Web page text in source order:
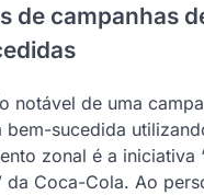
de campanhas
notável de uma
bem-sucedida
zonal é a iniciativa
da Coca-Cola. Ao